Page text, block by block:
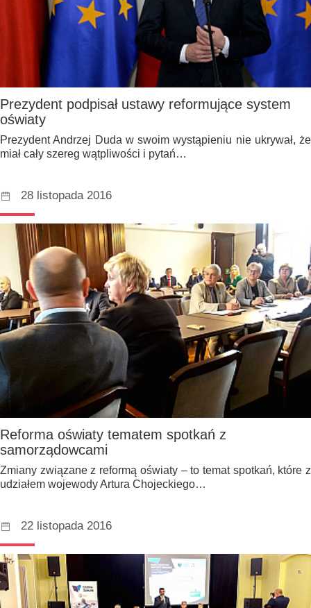
Prezydent podpisał ustawy reformujące system
oświaty
Prezydent Andrzej Duda w swoim wystąpieniu nie ukrywał, że
miał cały szereg wątpliwości i pytań…
28 listopada 2016
Reforma oświaty tematem spotkań z
samorządowcami
Zmiany związane z reformą oświaty – to temat spotkań, które z
udziałem wojewody Artura Chojeckiego…
22 listopada 2016